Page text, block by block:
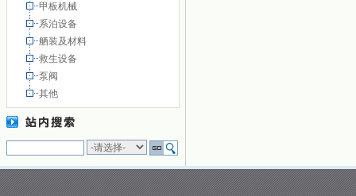
甲板机械
系泊设备
舾装及材料
救生设备
泵阀
其他